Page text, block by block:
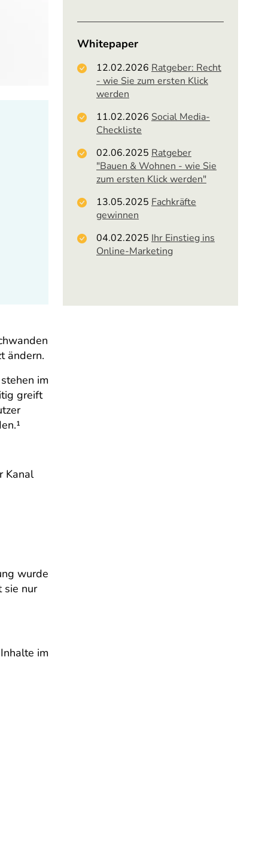
ändern.
im
greift
Kanal
wurde
sie nur
im
Whitepaper
12.02.2026 Ratgeber: Recht
- wie Sie zum ersten Klick
werden
11.02.2026 Social Media-
Checkliste
02.06.2025 Ratgeber
"Bauen & Wohnen - wie Sie
zum ersten Klick werden"
13.05.2025 Fachkräfte
gewinnen
04.02.2025 Ihr Einstieg ins
Online-Marketing